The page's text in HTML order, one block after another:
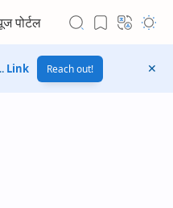
पोर्टल
Link Reach out!